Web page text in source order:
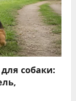
для собаки: